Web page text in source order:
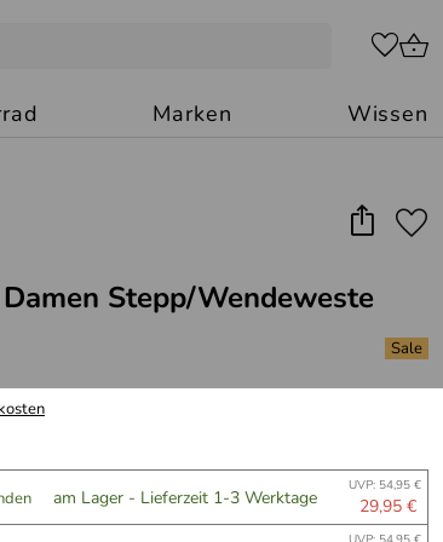
Marken Wissen
Stepp/Wendeweste
am Lager - Lieferzeit 1-3 Werktage UVP: 54,95 €
29,95 €